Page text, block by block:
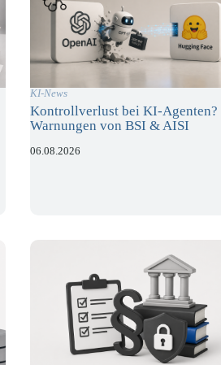
KI-News
Kontrollverlust bei KI-Agenten?
Warnungen von BSI & AISI
06.08.2026